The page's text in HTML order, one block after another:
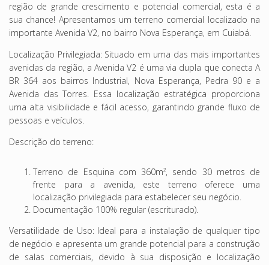
região de grande crescimento e potencial comercial, esta é a
sua chance! Apresentamos um terreno comercial localizado na
importante Avenida V2, no bairro Nova Esperança, em Cuiabá.
Localização Privilegiada: Situado em uma das mais importantes
avenidas da região, a Avenida V2 é uma via dupla que conecta A
BR 364 aos bairros Industrial, Nova Esperança, Pedra 90 e a
Avenida das Torres. Essa localização estratégica proporciona
uma alta visibilidade e fácil acesso, garantindo grande fluxo de
pessoas e veículos.
Descrição do terreno:
Terreno de Esquina com 360m², sendo 30 metros de
frente para a avenida, este terreno oferece uma
localização privilegiada para estabelecer seu negócio.
Documentação 100% regular (escriturado).
Versatilidade de Uso: Ideal para a instalação de qualquer tipo
de negócio e apresenta um grande potencial para a construção
de salas comerciais, devido à sua disposição e localização